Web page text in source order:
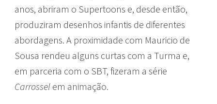
anos, abriram o Supertoons e, desde então,
produziram desenhos infantis de diferentes
abordagens. A proximidade com Mauricio de
Sousa rendeu alguns curtas com a Turma e,
em parceria com o SBT, fizeram a série
Carrossel em animação.